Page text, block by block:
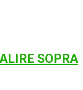
SOPRA